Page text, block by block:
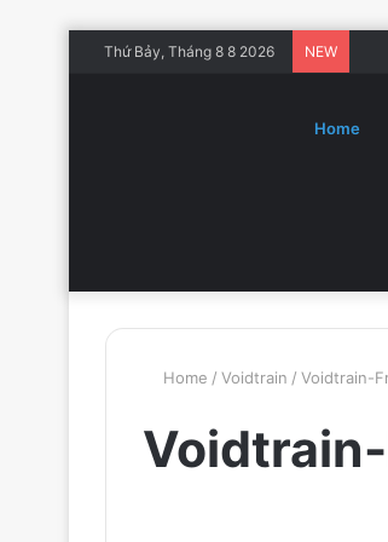
Thứ Bảy, Tháng 8 8 2026 NEW
Home
Home / Voidtrain / Voidtrain-